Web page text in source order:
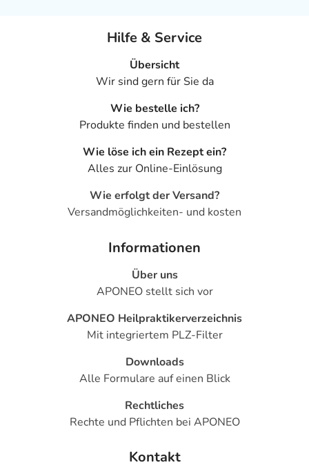
Hilfe & Service
Übersicht
Wir sind gern für Sie da
Wie bestelle ich?
Produkte finden und bestellen
Wie löse ich ein Rezept ein?
Alles zur Online-Einlösung
Wie erfolgt der Versand?
Versandmöglichkeiten- und kosten
Informationen
Über uns
APONEO stellt sich vor
APONEO Heilpraktikerverzeichnis
Mit integriertem PLZ-Filter
Downloads
Alle Formulare auf einen Blick
Rechtliches
Rechte und Pflichten bei APONEO
Kontakt